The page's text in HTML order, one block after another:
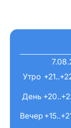
Вечер
День
Утро